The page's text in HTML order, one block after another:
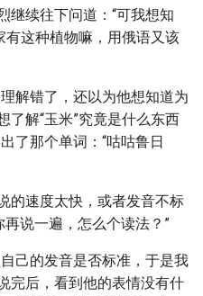
继续往下问道：“可我想知
有这种植物嘛，用俄语又该
解错了，还以为他想知道为
了解“玉米”究竟是什么东西
了那个单词：“咕咕鲁日
的速度太快，或者发音不标
说一遍，怎么个读法？”
己的发音是否标准，于是我
完后，看到他的表情没有什